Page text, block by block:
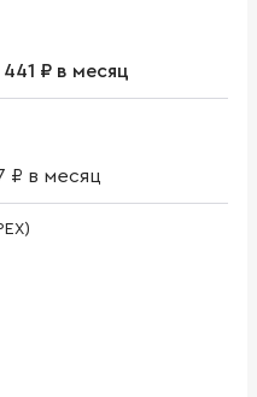
₽ в месяц
₽ в месяц